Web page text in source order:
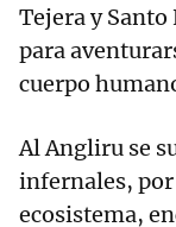
Tejera y
para
cuerpo
Al Angliru se
infernales, por
ecosistema,